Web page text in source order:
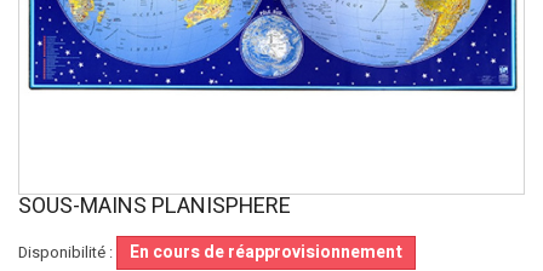
SOUS-MAINS PLANISPHERE
Disponibilité : En cours de réapprovisionnement